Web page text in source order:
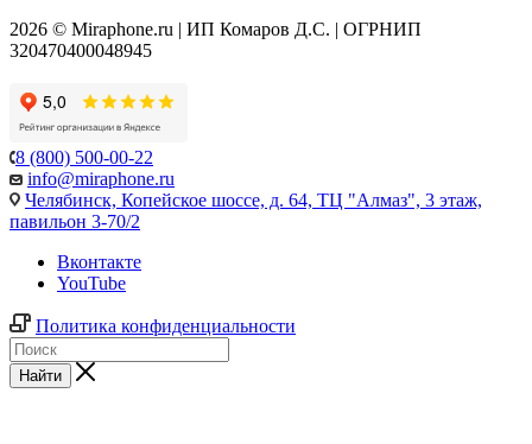
2026 © Miraphone.ru | ИП Комаров Д.С. | ОГРНИП
320470400048945
8 (800) 500-00-22
info@miraphone.ru
Челябинск, Копейское шоссе, д. 64, ТЦ "Алмаз", 3 этаж,
павильон 3-70/2
Вконтакте
YouTube
Политика конфиденциальности
Найти